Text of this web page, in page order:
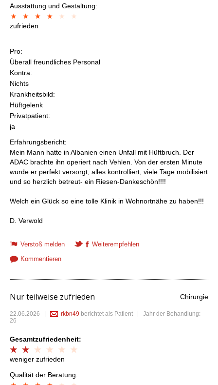
Ausstattung und Gestaltung:
zufrieden
Pro:
Überall freundliches Personal
Kontra:
Nichts
Krankheitsbild:
Hüftgelenk
Privatpatient:
ja
Erfahrungsbericht:
Mein Mann hatte in Albanien einen Unfall mit Hüftbruch. Der
ADAC brachte ihn operiert nach Vehlen. Von der ersten Minute
wurde er perfekt versorgt, alles kontrolliert, viele Tage mobilisiert
und so herzlich betreut- ein Riesen-Dankeschön!!!!
Welch ein Glück so eine tolle Klinik in Wohnortnähe zu haben!!!
D. Verwold
Verstoß melden
Weiterempfehlen
Kommentieren
Nur teilweise zufrieden Chirurgie
22.06.2026 rkbn49 berichtet als Patient | Jahr der Behandlung:
26
Gesamtzufriedenheit:
weniger zufrieden
Qualität der Beratung: